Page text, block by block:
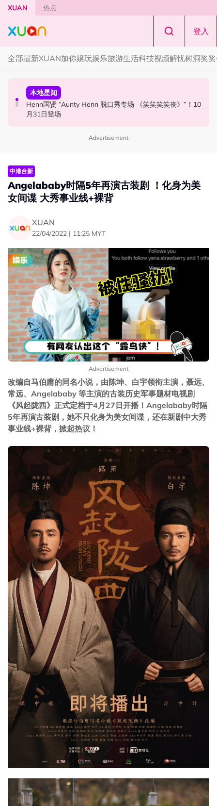
Skip to main content
XUAN 热点
登入
全部最新XUAN加你娱玩娱乐旅游生活科技视频解忧树洞奖
活动
Cadbury Dairy Milk x Lotus Biscoff 登陆大马！
本地星闻
Henn国贤 “Aunty Henn 脱口秀专场 《笑笑笑笑丧》”！10
月31日登场
国际星闻
Tom Holland “Spiderman” 替身曝光！“替完蜘蛛人，马上
又去演忍者”
Advertisement
中港台新
Angelababy时隔5年再演古装剧 ！化身为美
女间谍 大秀事业线+裸背
XUAN
22/04/2022 | 11:25 MYT
Advertisement
改编自马伯庸的同名小说，由陈坤、白宇领衔主演，聂远、
常远、Angelababy 等主演的古装历史军事题材电视剧
《风起陇西》正式定档于4月27日开播！Angelababy时隔
5年再演古装剧，她不只化身为美女间谍，还在新剧中大秀
事业线+裸背，掀起热议！